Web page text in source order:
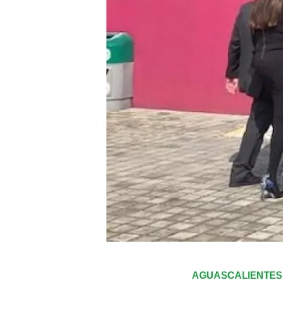
AGUASCALIENTES